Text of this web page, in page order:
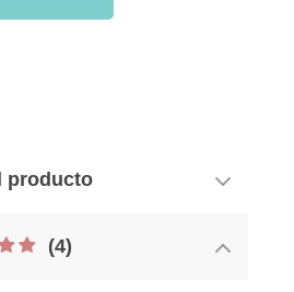
producto
(4)